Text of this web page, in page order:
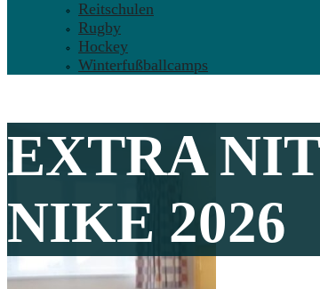
Reitschulen
Rugby
Hockey
Winterfußballcamps
EXTRA
NIKE 2026